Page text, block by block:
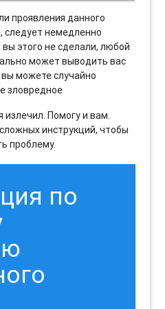
проявления данного
следует немедленно
этого не сделали, любой
может выводить вас
можете случайно
зловредное
излечил. Помогу и вам.
инструкций, чтобы
проблему.
по